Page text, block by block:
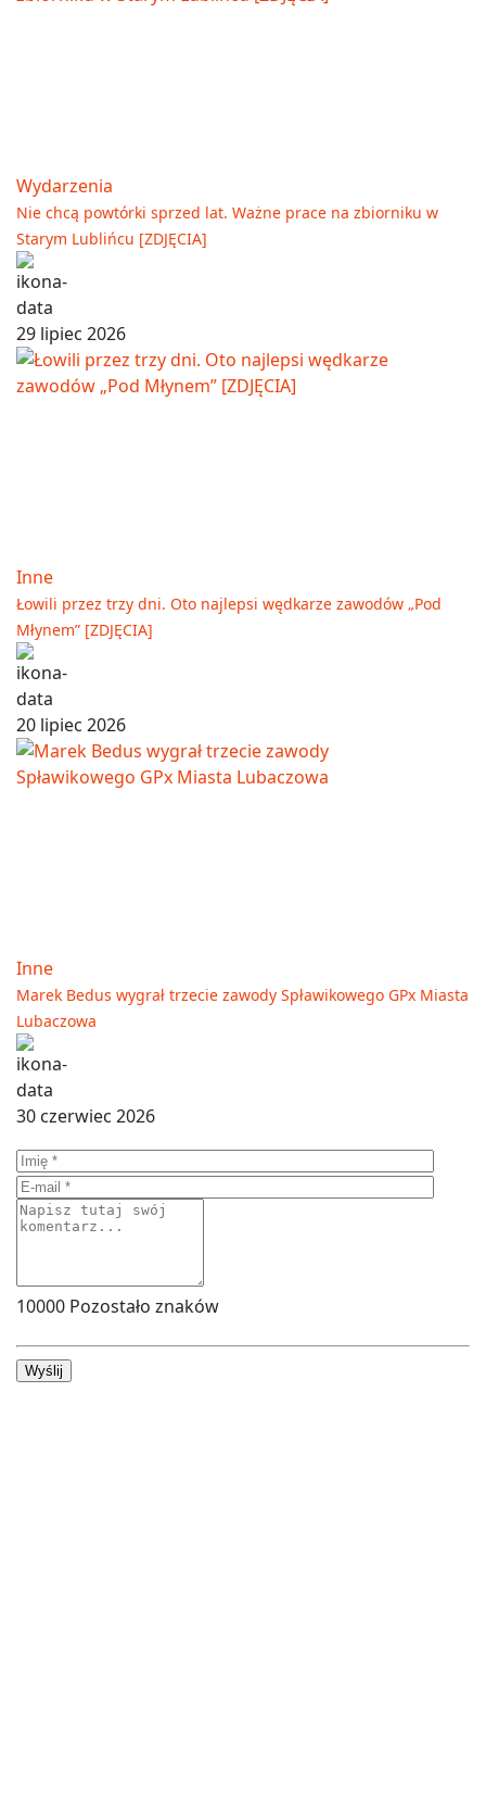
Wydarzenia
Nie chcą powtórki sprzed lat. Ważne prace na zbiorniku w
Starym Lublińcu [ZDJĘCIA]
29 lipiec 2026
Inne
Łowili przez trzy dni. Oto najlepsi wędkarze zawodów „Pod
Młynem” [ZDJĘCIA]
20 lipiec 2026
Inne
Marek Bedus wygrał trzecie zawody Spławikowego GPx Miasta
Lubaczowa
30 czerwiec 2026
10000 Pozostało znaków
Wyślij